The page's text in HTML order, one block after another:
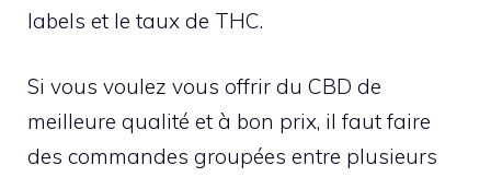
labels et le taux de THC.
Si vous voulez vous offrir du CBD de
meilleure qualité et à bon prix, il faut faire
des commandes groupées entre plusieurs